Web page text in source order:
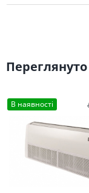
Переглянуто
В наявності